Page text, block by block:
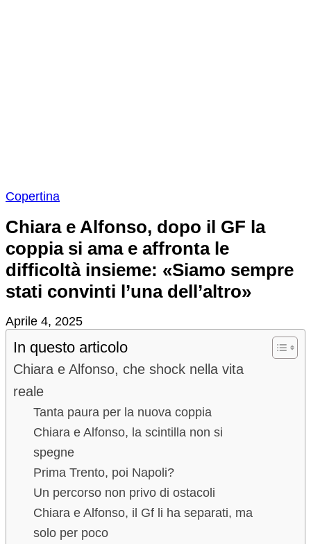
Copertina
Chiara e Alfonso, dopo il GF la
coppia si ama e affronta le
difficoltà insieme: «Siamo sempre
stati convinti l’una dell’altro»
Aprile 4, 2025
In questo articolo
Chiara e Alfonso, che shock nella vita
reale
Tanta paura per la nuova coppia
Chiara e Alfonso, la scintilla non si
spegne
Prima Trento, poi Napoli?
Un percorso non privo di ostacoli
Chiara e Alfonso, il Gf li ha separati, ma
solo per poco